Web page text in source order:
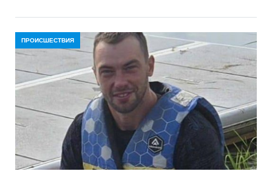
ПРОИСШЕСТВИЯ